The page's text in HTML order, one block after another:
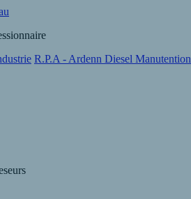
R.P.A - Ardenn Diesel Manutention